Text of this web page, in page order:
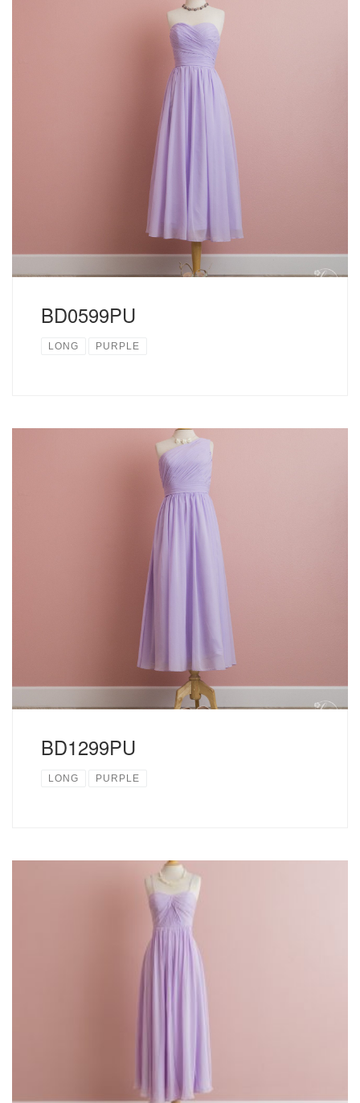
人気の背中がレースアップのドレスはサイズの調節がしやす
いので安心デザインです。 こちらはオーダーメイドでご購
入もできるドレスとなっております。 サイズについて USA
BD0599PU
LONG PURPLE
後ろヒモのデザインです。 サイズについて USAサイズ ① ②
W B 2 S 136 99 61 70 4 S/M 147 110 64 72 6 M/L 147 110
BD1299PU
LONG PURPLE